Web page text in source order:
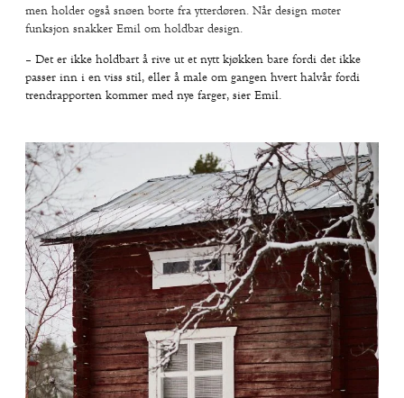
men holder også snøen borte fra ytterdøren. Når design møter
funksjon snakker Emil om holdbar design.
– Det er ikke holdbart å rive ut et nytt kjøkken bare fordi det ikke
passer inn i en viss stil, eller å male om gangen hvert halvår fordi
trendrapporten kommer med nye farger, sier Emil.